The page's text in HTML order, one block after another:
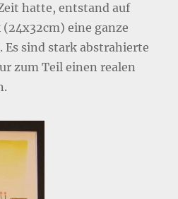
hatte, entstand auf
eine ganze
Es sind stark abstrahierte
zum Teil einen realen